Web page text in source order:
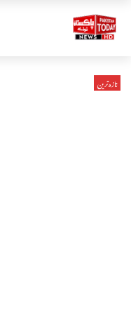
تازہ ترین